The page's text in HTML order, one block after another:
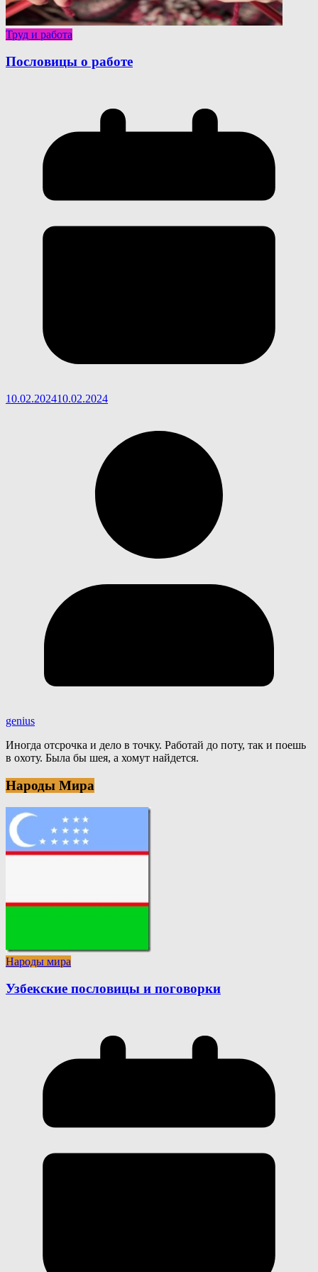
Труд и работа
Пословицы о работе
10.02.202410.02.2024
genius
Иногда отсрочка и дело в точку. Работай до поту, так и поешь
в охоту. Была бы шея, а хомут найдется.
Народы Мира
Народы мира
Узбекские пословицы и поговорки